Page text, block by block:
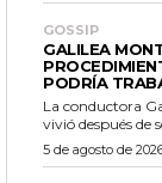
GOSSIP
GALILEA
PODRÍA
La conductora
vivió después de
5 de agosto de